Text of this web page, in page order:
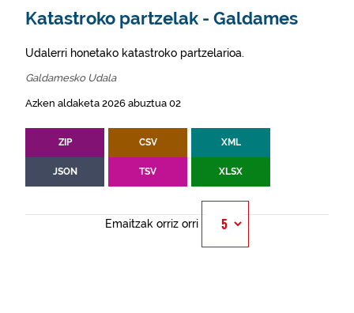
Katastroko partzelak - Galdames
Udalerri honetako katastroko partzelarioa.
Galdamesko Udala
Azken aldaketa 2026 abuztua 02
ZIP CSV XML
JSON TSV XLSX
Emaitzak orriz orri